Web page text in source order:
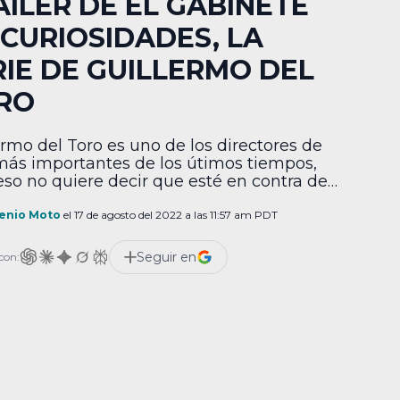
LA
DE GUILLERMO DEL
del Toro es uno de los directores de
importantes de los útimos tiempos,
no quiere decir que esté en contra de
punto de estrenar su antología El
y redes sociales, Netflix […]
Moto el 17 de agosto del 2022 a las 11:57 am PDT
Seguir en